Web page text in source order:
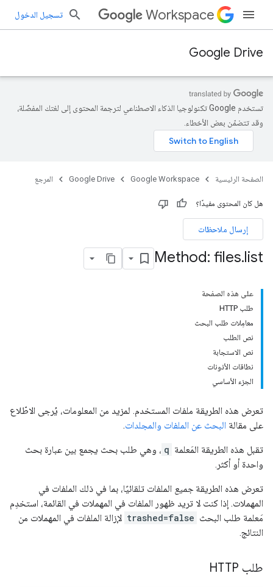
Workspace تسجيل الدخول
Google Drive
تستخدم Google تكنولوجيا الذكاء الاصطناعي لترجمة المحتوى إلى لغتك المفضّلة،
وقد تتضمّن بعض الأخطاء.
الصفحة الرئيسية Google Workspace
Google Drive المرجع
هل كان المحتوى مفيدًا؟
إرسال ملاحظات
Method: files.list
على هذه الصفحة
طلب HTTP
معامِلات طلب البحث
نص الطلب
نص الاستجابة
نطاقات الأذونات
الجزء الأساسي
تعرض هذه الطريقة ملفات المستخدم. لمزيد من المعلومات، يُرجى الاطّلاع
على مقالة البحث عن الملفات والمجلدات.
تقبل هذه الطريقة المَعلمة q ، وهي طلب بحث يجمع بين عبارة بحث
واحدة أو أكثر.
تعرض هذه الطريقة جميع الملفات تلقائيًا، بما في ذلك الملفات في
المهملات. إذا كنت لا تريد ظهور الملفات في المهملات في القائمة، استخدِم
مَعلمة طلب البحث trashed=false لإزالة الملفات في المهملات من
النتائج.
طلب HTTP